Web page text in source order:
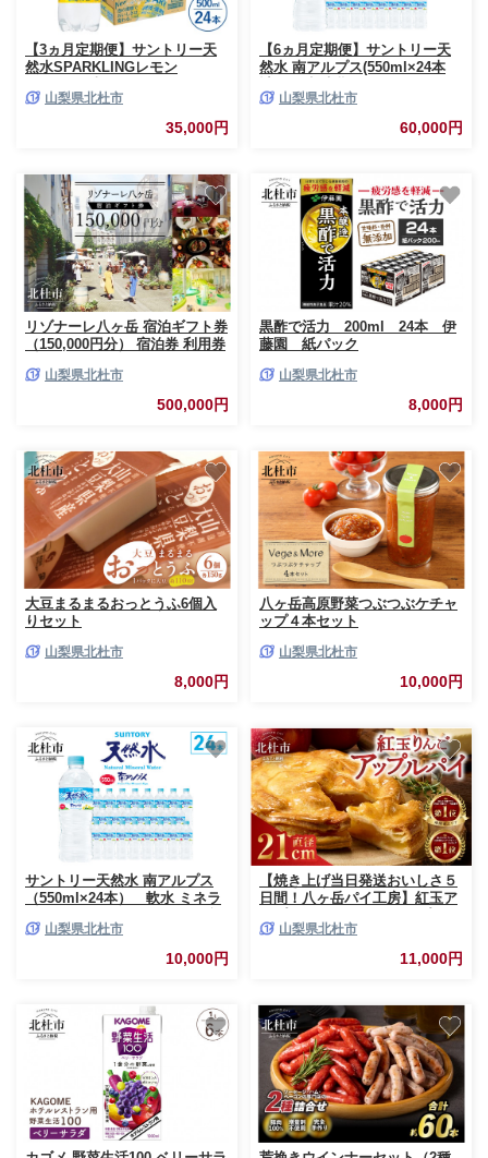
【3ヵ月定期便】サントリー天
然水SPARKLINGレモン
レモン 無糖炭酸水 北杜市白州
産 天然水 サントリー ペットボ
山梨県北杜市
35,000円
【6ヵ月定期便】サントリー天
然水 南アルプス(550ml×24本
リー 南アルプス天然水 ナチュ
ラル ミネラルウォーター 南ア
ルプス 白州 550ml×24本 6回 仕
山梨県北杜市
60,000円
リゾナーレ八ヶ岳 宿泊ギフト券
（150,000円分） 宿泊券 利用券
ン券 山梨 北杜市 星野リゾート
山梨県北杜市
500,000円
黒酢で活力 200ml 24本 伊
藤園 紙パック
山梨県北杜市
8,000円
大豆まるまるおっとうふ6個入
りセット
山梨県北杜市
8,000円
八ヶ岳高原野菜つぶつぶケチャ
ップ４本セット
山梨県北杜市
10,000円
サントリー天然水 南アルプス
（550ml×24本） 軟水 ミネラ
災 防災グッズ
山梨県北杜市
10,000円
【焼き上げ当日発送おいしさ５
日間！八ヶ岳パイ工房】紅玉ア
イ スイーツ お菓子 人気 紅玉
内祝い 出産祝い 結婚祝い お祝
山梨県北杜市
11,000円